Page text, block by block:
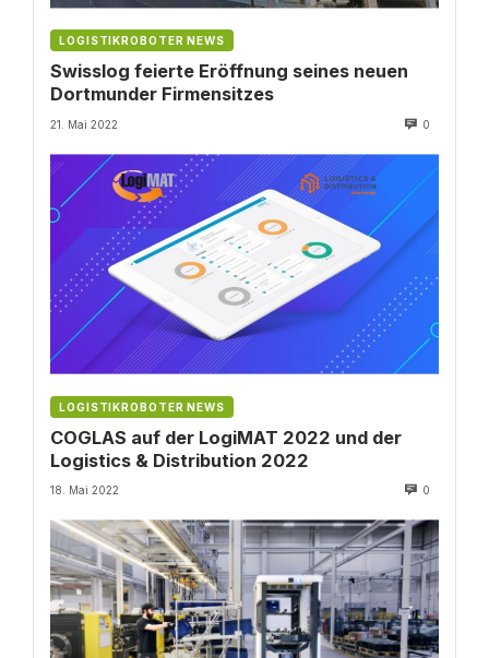
LOGISTIKROBOTER NEWS
Swisslog feierte Eröffnung seines neuen
Dortmunder Firmensitzes
21. Mai 2022 0
LOGISTIKROBOTER NEWS
COGLAS auf der LogiMAT 2022 und der
Logistics & Distribution 2022
18. Mai 2022 0